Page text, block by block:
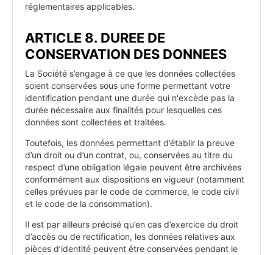
réglementaires applicables.
ARTICLE 8. DUREE DE
CONSERVATION DES DONNEES
La Société s’engage à ce que les données collectées
soient conservées sous une forme permettant votre
identification pendant une durée qui n'excède pas la
durée nécessaire aux finalités pour lesquelles ces
données sont collectées et traitées.
Toutefois, les données permettant d’établir la preuve
d’un droit ou d’un contrat, ou, conservées au titre du
respect d’une obligation légale peuvent être archivées
conformément aux dispositions en vigueur (notamment
celles prévues par le code de commerce, le code civil
et le code de la consommation).
Il est par ailleurs précisé qu’en cas d’exercice du droit
d’accès ou de rectification, les données relatives aux
pièces d’identité peuvent être conservées pendant le